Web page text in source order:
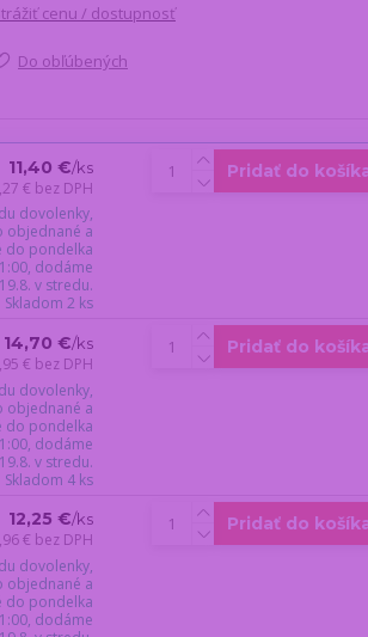
cenu / dostupnosť
Do obľúbených
11,40 €/ks
€ bez DPH
dovolenky,
objednané a
do pondelka
dodáme
v stredu.
Skladom 2 ks
Pridať do
14,70 €/ks
€ bez DPH
dovolenky,
objednané a
do pondelka
dodáme
v stredu.
Skladom 4 ks
Pridať do
12,25 €/ks
€ bez DPH
dovolenky,
objednané a
do pondelka
dodáme
Pridať do